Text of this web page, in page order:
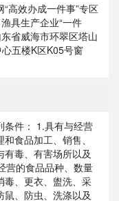
高效办成一件事”专区
具生产企业“一件
省威海市环翠区塔山
五楼K区K05号窗
条件： 1.具有与经营
食品加工、销售、
毒、有害场所以及
营的食品品种、数量
毒、更衣、盥洗、采
、防虫、洗涤以及